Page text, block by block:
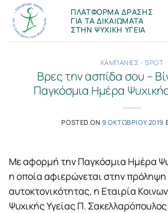
Μετάβαση
στο
περιεχόμενο
ΠΛΑΤΦΟΡΜΑ ΔΡΑΣΗΣ
ΓΙΑ ΤΑ ΔΙΚΑΙΩΜΑΤΑ
ΣΤΗΝ ΨΥΧΙΚΗ ΥΓΕΙΑ
ΚΑΜΠΑΝΙΕΣ - SPOT
Βρες την ασπίδα σου –
Παγκόσμια Ημέρα
POSTED ON 9 ΟΚΤΩΒΡΙΟΥ 2019
Με αφορμή την Παγκόσμια Ημέρα
η οποία αφιερώνεται στην
αυτοκτονικότητας, η Εταιρία
Ψυχικής Υγείας Π.